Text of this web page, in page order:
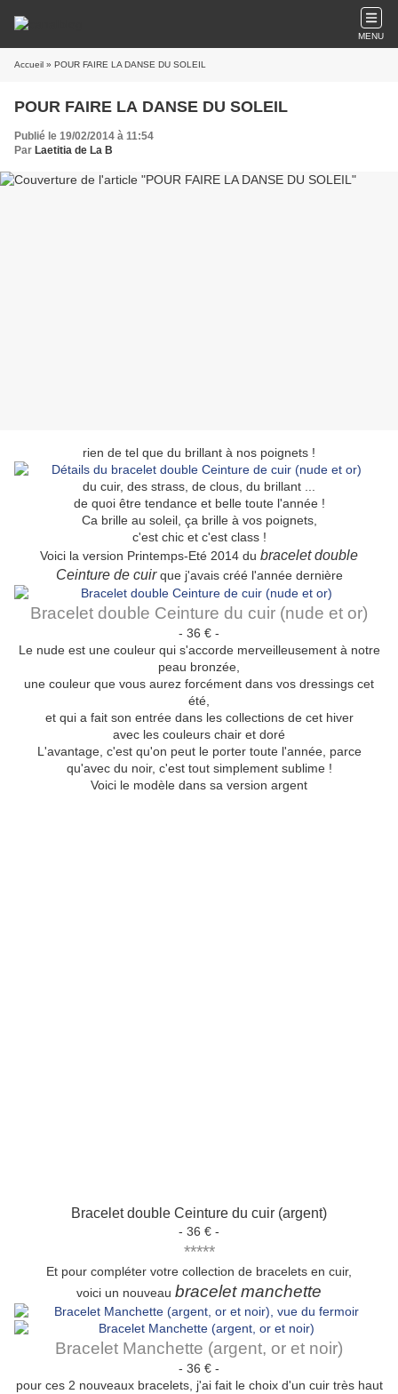
MENU
Accueil » POUR FAIRE LA DANSE DU SOLEIL
POUR FAIRE LA DANSE DU SOLEIL
Publié le 19/02/2014 à 11:54
Par Laetitia de La B
rien de tel que du brillant à nos poignets !
du cuir, des strass, de clous, du brillant ...
de quoi être tendance et belle toute l'année !
Ca brille au soleil, ça brille à vos poignets,
c'est chic et c'est class !
Voici la version Printemps-Eté 2014 du bracelet double
Ceinture de cuir que j'avais créé l'année dernière
Bracelet double Ceinture du cuir (nude et or)
- 36 € -
Le nude est une couleur qui s'accorde merveilleusement à notre
peau bronzée,
une couleur que vous aurez forcément dans vos dressings cet
été,
et qui a fait son entrée dans les collections de cet hiver
avec les couleurs chair et doré
L'avantage, c'est qu'on peut le porter toute l'année, parce
qu'avec du noir, c'est tout simplement sublime !
Voici le modèle dans sa version argent
Bracelet double Ceinture du cuir (argent)
- 36 € -
*****
Et pour compléter votre collection de bracelets en cuir,
voici un nouveau bracelet manchette
Bracelet Manchette (argent, or et noir)
- 36 € -
pour ces 2 nouveaux bracelets, j'ai fait le choix d'un cuir très haut